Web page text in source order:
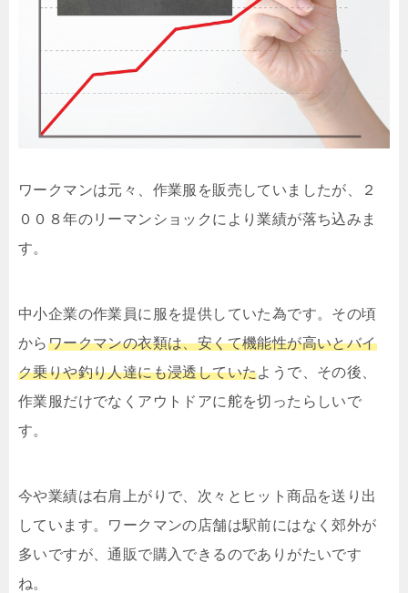
ワークマンは元々、作業服を販売していましたが、２
００８年のリーマンショックにより業績が落ち込みま
す。
中小企業の作業員に服を提供していた為です。その頃
からワークマンの衣類は、安くて機能性が高いとバイ
ク乗りや釣り人達にも浸透していたようで、その後、
作業服だけでなくアウトドアに舵を切ったらしいで
す。
今や業績は右肩上がりで、次々とヒット商品を送り出
しています。ワークマンの店舗は駅前にはなく郊外が
多いですが、通販で購入できるのでありがたいです
ね。